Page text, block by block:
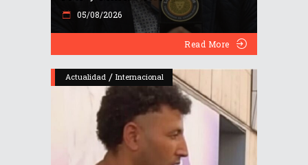
05/08/2026
Read More
Actualidad / Internacional